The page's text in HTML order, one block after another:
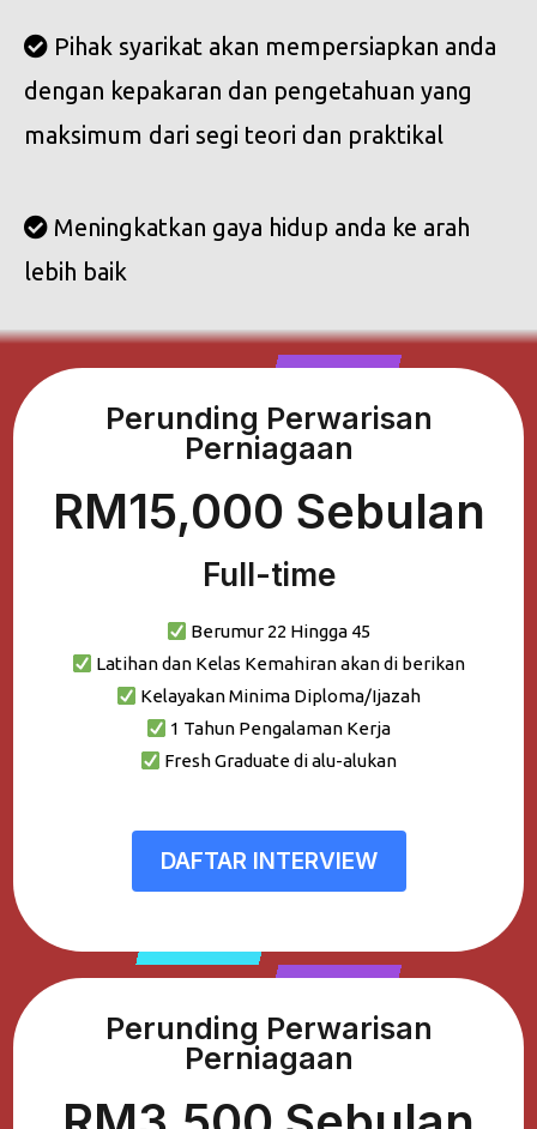
Pihak syarikat akan mempersiapkan anda
dengan kepakaran dan pengetahuan yang
maksimum dari segi teori dan praktikal
Meningkatkan gaya hidup anda ke arah
lebih baik
Perunding Perwarisan
Perniagaan
RM15,000 Sebulan
Full-time
Berumur 22 Hingga 45
Latihan dan Kelas Kemahiran akan di berikan
Kelayakan Minima Diploma/Ijazah
1 Tahun Pengalaman Kerja
Fresh Graduate di alu-alukan
DAFTAR INTERVIEW
Perunding Perwarisan
Perniagaan